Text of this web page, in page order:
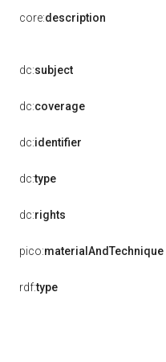
core:description
dc:subject
dc:coverage
dc:identifier
dc:type
dc:rights
pico:materialAndTechnique
rdf:type